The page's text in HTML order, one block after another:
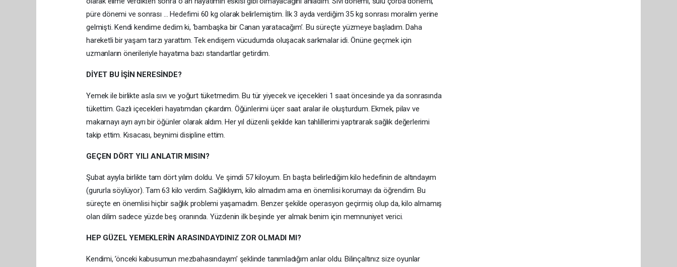
püre dönemi ve sonrası … Hedefimi 60 kg olarak belirlemiştim. İlk 3 ayda verdiğim 35 kg sonrası moralim yerine
gelmişti. Kendi kendime dedim ki, ‘bambaşka bir Canan yaratacağım’. Bu süreçte yüzmeye başladım. Daha
hareketli bir yaşam tarzı yarattım. Tek endişem vücudumda oluşacak sarkmalar idi. Önüne geçmek için
uzmanların önerileriyle hayatıma bazı standartlar getirdim.
DİYET BU İŞİN NERESİNDE?
Yemek ile birlikte asla sıvı ve yoğurt tüketmedim. Bu tür yiyecek ve içecekleri 1 saat öncesinde ya da sonrasında
tükettim. Gazlı içecekleri hayatımdan çıkardım. Öğünlerimi üçer saat aralar ile oluşturdum. Ekmek, pilav ve
makarnayı ayrı ayrı bir öğünler olarak aldım. Her yıl düzenli şekilde kan tahlillerimi yaptırarak sağlık değerlerimi
takip ettim. Kısacası, beynimi disipline ettim.
GEÇEN DÖRT YILI ANLATIR MISIN?
Şubat ayıyla birlikte tam dört yılım doldu. Ve şimdi 57 kiloyum. En başta belirlediğim kilo hedefinin de altındayım
(gururla söylüyor). Tam 63 kilo verdim. Sağlıklıyım, kilo almadım ama en önemlisi korumayı da öğrendim. Bu
süreçte en önemlisi hiçbir sağlık problemi yaşamadım. Benzer şekilde operasyon geçirmiş olup da, kilo almamış
olan dilim sadece yüzde beş oranında. Yüzdenin ilk beşinde yer almak benim için memnuniyet verici.
HEP GÜZEL YEMEKLERİN ARASINDAYDINIZ ZOR OLMADI MI?
Kendimi, ’önceki kabusumun mezbahasındayım’ şeklinde tanımladığım anlar oldu. Bilinçaltınız size oyunlar